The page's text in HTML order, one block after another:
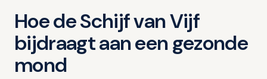
Hoe de Schijf van Vijf
bijdraagt aan een gezonde
mond